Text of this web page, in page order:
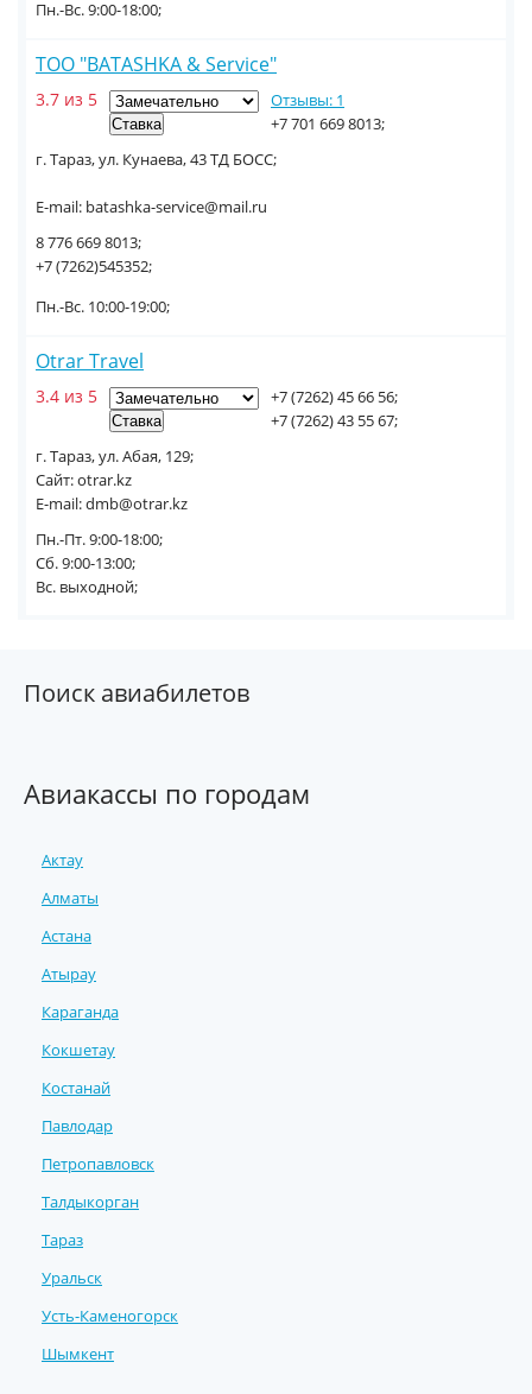
Пн.-Вс. 9:00-18:00;
ТОО "BATASHKA & Service"
3.7 из 5 Отзывы: 1
г. Тараз, ул. Кунаева, 43 ТД БОСС;
E-mail: batashka-service@mail.ru
+7 701 669 8013;
8 776 669 8013;
+7 (7262)545352;
Пн.-Вс. 10:00-19:00;
Otrar Travel
3.4 из 5
г. Тараз, ул. Абая, 129;
Сайт: otrar.kz
E-mail: dmb@otrar.kz
+7 (7262) 45 66 56;
+7 (7262) 43 55 67;
Пн.-Пт. 9:00-18:00;
Сб. 9:00-13:00;
Вс. выходной;
Поиск авиабилетов
Авиакассы по городам
Актау
Алматы
Астана
Атырау
Караганда
Кокшетау
Костанай
Павлодар
Петропавловск
Талдыкорган
Тараз
Уральск
Усть-Каменогорск
Шымкент